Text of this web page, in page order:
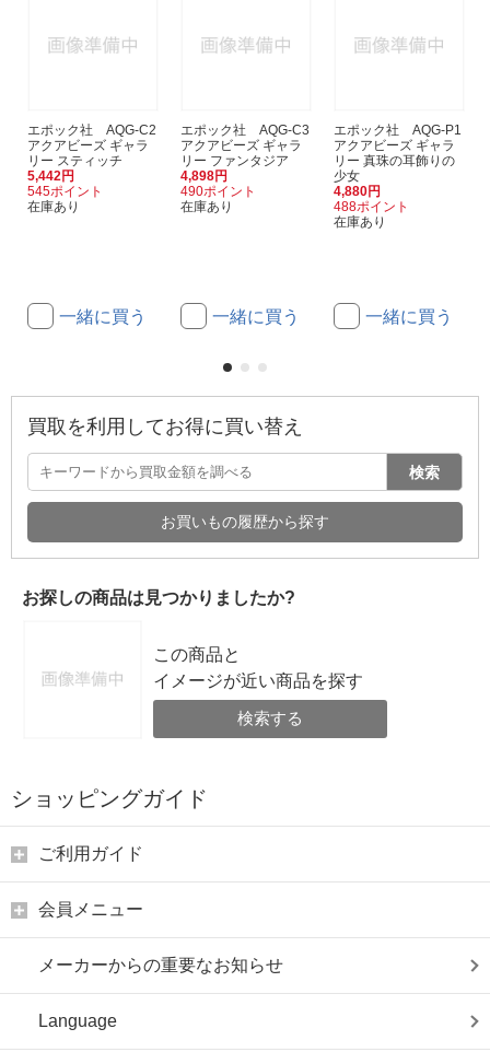
エポック社 AQG-C2
アクアビーズ ギャラ
リー スティッチ
5,442円
545ポイント
在庫あり
一緒に買う
エポック社 AQG-C3
アクアビーズ ギャラ
リー ファンタジア
4,898円
490ポイント
在庫あり
一緒に買う
エポック社 AQG-P1
アクアビーズ ギャラ
リー 真珠の耳飾りの
少女
4,880円
488ポイント
在庫あり
一緒に買う
買取を利用してお得に買い替え
検索
お買いもの履歴から探す
お探しの商品は見つかりましたか?
この商品と
イメージが近い商品を探す
検索する
ショッピングガイド
ご利用ガイド
会員メニュー
メーカーからの重要なお知らせ
Language